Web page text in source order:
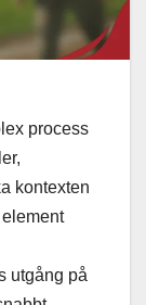
process
kontexten
utgång på